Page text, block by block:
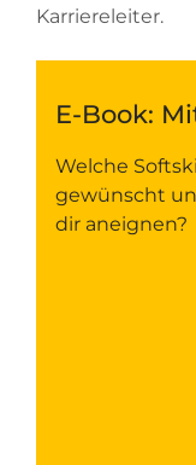
Karriereleiter.
E-Book:
Welche
gewünscht
dir aneignen?